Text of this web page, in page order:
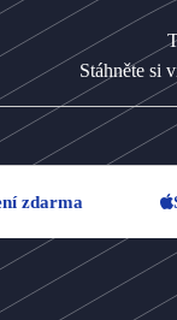
Stáhněte si
zdarma